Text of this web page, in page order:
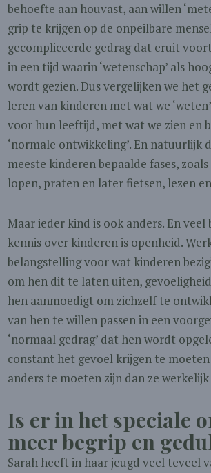
behoefte aan houvast, aan willen
grip te krijgen op de onpeilbare
gecompliceerde gedrag dat eruit
in een tijd waarin ‘wetenschap’ als
wordt gezien. Dus vergelijken we het
leren van kinderen met wat we
voor hun leeftijd, met wat we zien en
‘normale ontwikkeling’. En natuurlijk
meeste kinderen bepaalde fases,
lopen, praten en later fietsen, lezen
Maar ieder kind is ook anders. En
kennis over kinderen is openheid.
belangstelling voor wat kinderen
om hen dit te laten uiten,
hen aanmoedigt om zichzelf te
van hen te willen passen in een
‘normaal gedrag’ dat hen wordt
constant het gevoel krijgen te
anders te moeten zijn dan ze werkelijk
Is er in het speciale
meer begrip en
Sarah heeft in haar jeugd veel teveel